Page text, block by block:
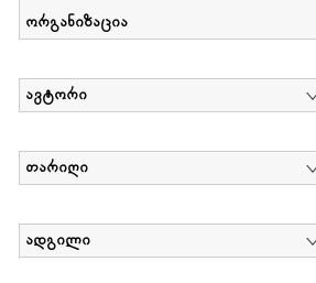
ორგანიზაცია
ავტორი
თარიღი
ადგილი